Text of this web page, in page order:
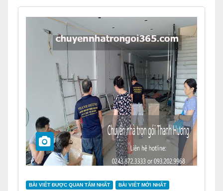
BÀI VIẾT ĐƯỢC QUAN TÂM NHẤT BÀI VIẾT MỚI NHẤT